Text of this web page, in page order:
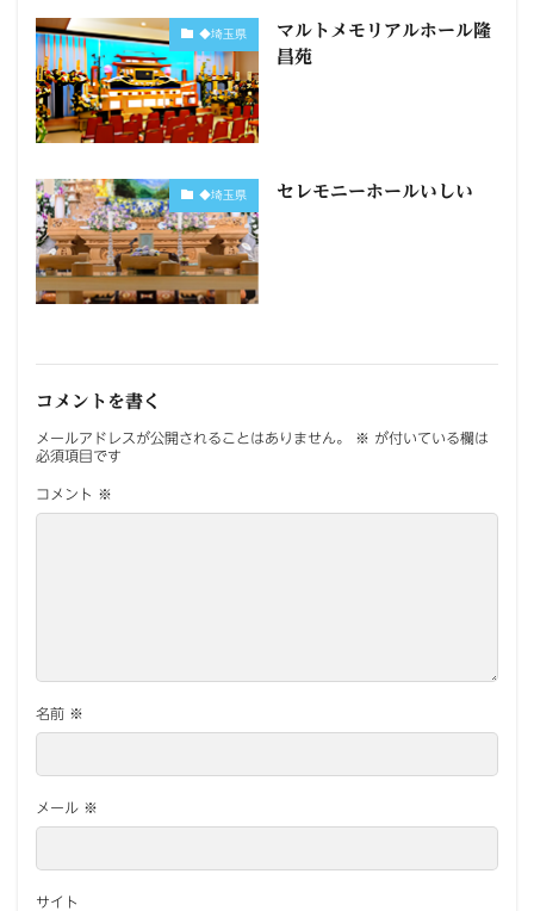
◆埼玉県
マルトメモリアルホール隆
昌苑
◆埼玉県 セレモニーホールいしい
コメントを書く
メールアドレスが公開されることはありません。 ※ が付いている欄は
必須項目です
コメント ※
名前 ※
メール ※
サイト